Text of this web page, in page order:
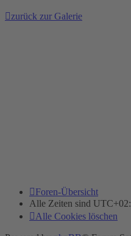
zurück zur Galerie
Foren-Übersicht
Alle Zeiten sind
Alle Cookies löschen